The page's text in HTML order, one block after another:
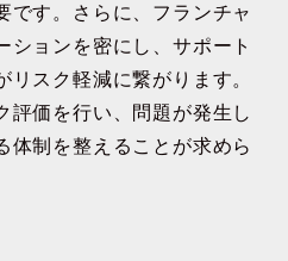
です。さらに、フランチャ
ションを密にし、サポート
リスク軽減に繋がります。
評価を行い、問題が発生し
体制を整えることが求めら